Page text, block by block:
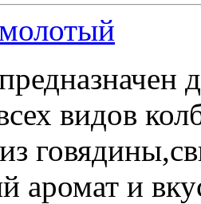
видов
аромат и